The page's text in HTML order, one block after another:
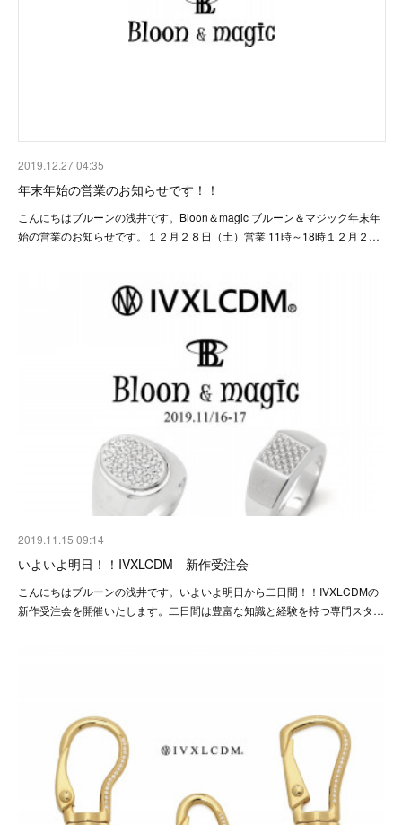
2019.12.27 04:35
年末年始の営業のお知らせです！！
こんにちはブルーンの浅井です。Bloon＆magic ブルーン＆マジック年末年
始の営業のお知らせです。１２月２８日（土）営業 11時～18時１２月２…
2019.11.15 09:14
いよいよ明日！！IVXLCDM 新作受注会
こんにちはブルーンの浅井です。いよいよ明日から二日間！！IVXLCDMの
新作受注会を開催いたします。二日間は豊富な知識と経験を持つ専門スタ…